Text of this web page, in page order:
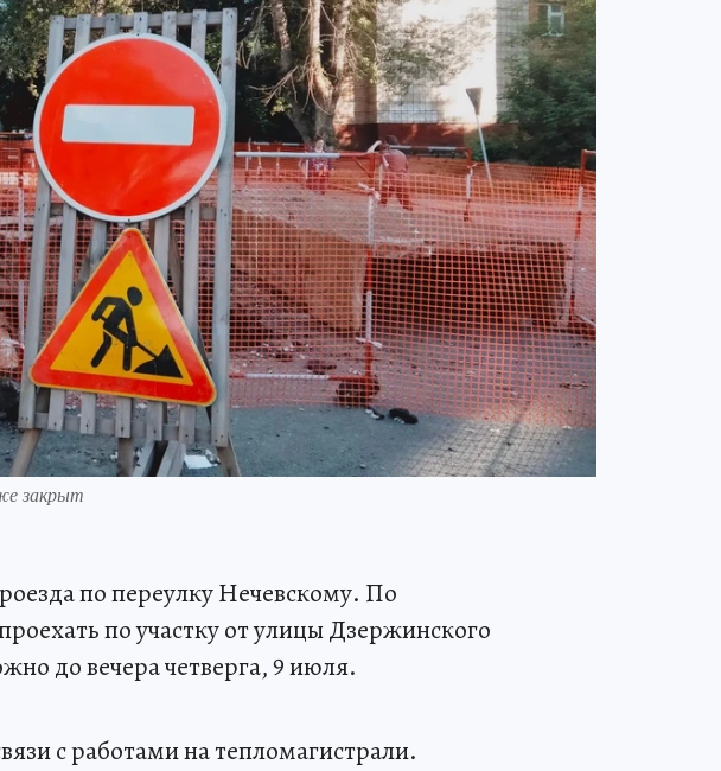
закрыт
по переулку Нечевскому. По
по участку от улицы Дзержинского
до вечера четверга, 9 июля.
с работами на тепломагистрали.